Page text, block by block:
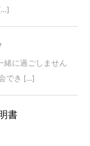
緒に過ごしません
でき […]
書